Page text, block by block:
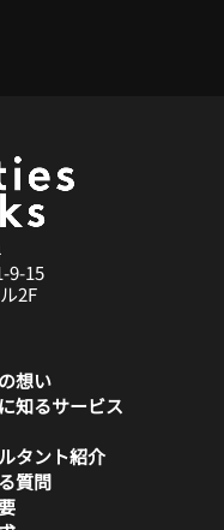
9-15
2F
想い
知るサービス
タント紹介
質問